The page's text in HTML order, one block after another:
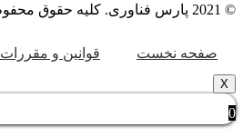
© 2021 پارس فناوری. کلیه حقوق محفوظ است.
صفحه نخست قوانین و مقررات
X
0